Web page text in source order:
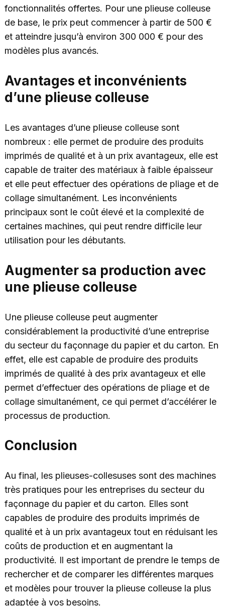
fonctionnalités offertes. Pour une plieuse colleuse
de base, le prix peut commencer à partir de 500 €
et atteindre jusqu’à environ 300 000 € pour des
modèles plus avancés.
Avantages et inconvénients
d’une plieuse colleuse
Les avantages d’une plieuse colleuse sont
nombreux : elle permet de produire des produits
imprimés de qualité et à un prix avantageux, elle est
capable de traiter des matériaux à faible épaisseur
et elle peut effectuer des opérations de pliage et de
collage simultanément. Les inconvénients
principaux sont le coût élevé et la complexité de
certaines machines, qui peut rendre difficile leur
utilisation pour les débutants.
Augmenter sa production avec
une plieuse colleuse
Une plieuse colleuse peut augmenter
considérablement la productivité d’une entreprise
du secteur du façonnage du papier et du carton. En
effet, elle est capable de produire des produits
imprimés de qualité à des prix avantageux et elle
permet d’effectuer des opérations de pliage et de
collage simultanément, ce qui permet d’accélérer le
processus de production.
Conclusion
Au final, les plieuses-collesuses sont des machines
très pratiques pour les entreprises du secteur du
façonnage du papier et du carton. Elles sont
capables de produire des produits imprimés de
qualité et à un prix avantageux tout en réduisant les
coûts de production et en augmentant la
productivité. Il est important de prendre le temps de
rechercher et de comparer les différentes marques
et modèles pour trouver la plieuse colleuse la plus
adaptée à vos besoins.